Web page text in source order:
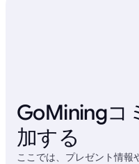
GoMiningコ
加する
ここでは、プレゼント情報